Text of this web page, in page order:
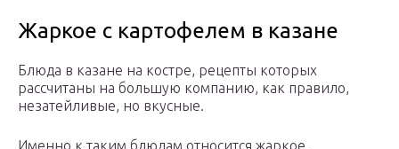
Жаркое с картофелем в казане
Блюда в казане на костре, рецепты которых
рассчитаны на большую компанию, как правило,
незатейливые, но вкусные.
Именно к таким блюдам относится жаркое.